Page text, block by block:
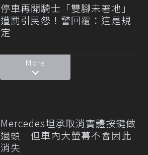
停車再開騎士「雙腳未著地」
遭罰引民怨！警回覆：這是規
定
More
Mercedes坦承取消實體按鍵做
過頭 但車內大螢幕不會因此
消失